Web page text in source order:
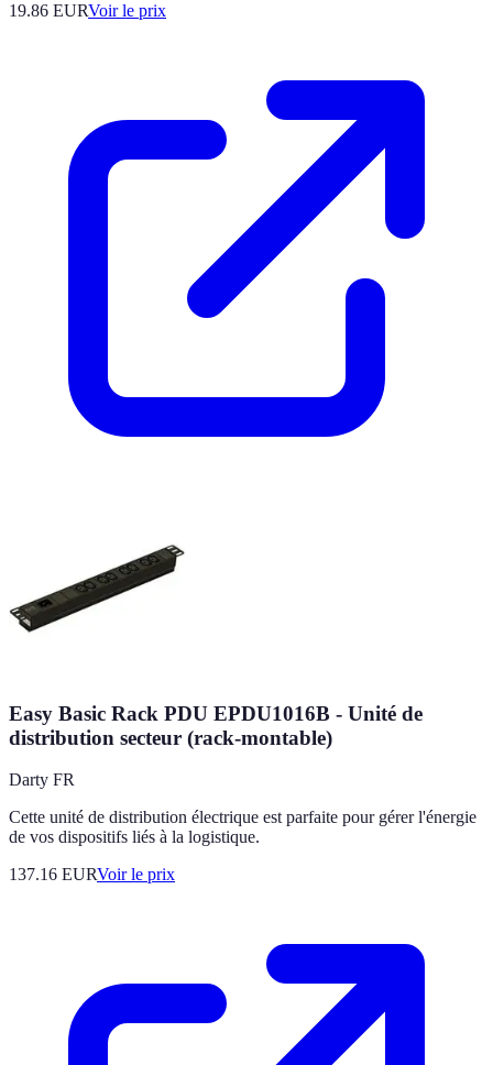
19.86 EURVoir le prix
Easy Basic Rack PDU EPDU1016B - Unité de
distribution secteur (rack-montable)
Darty FR
Cette unité de distribution électrique est parfaite pour gérer l'énergie
de vos dispositifs liés à la logistique.
137.16 EURVoir le prix